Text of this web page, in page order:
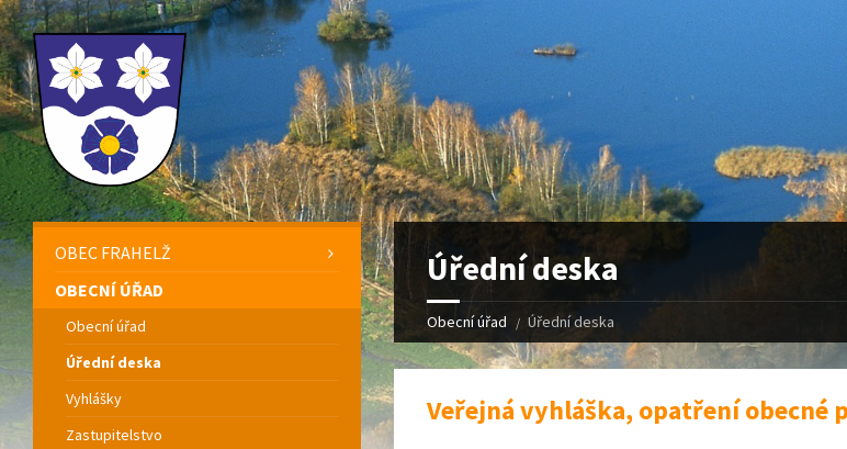
Úřední deska
Obecní úřad Úřední deska
Veřejná vyhláška, opatření obecné
OBEC FRAHELŽ
OBECNÍ ÚŘAD
Obecní úřad
Úřední deska
Vyhlášky
Zastupitelstvo